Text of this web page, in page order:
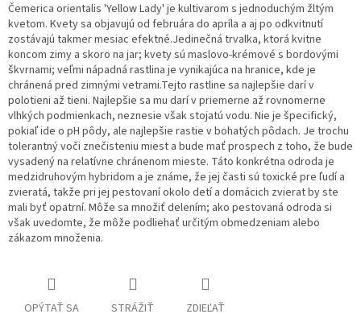
Čemerica orientalis 'Yellow Lady' je kultivarom s jednoduchým žltým
kvetom. Kvety sa objavujú od februára do apríla a aj po odkvitnutí
zostávajú takmer mesiac efektné.Jedinečná trvalka, ktorá kvitne
koncom zimy a skoro na jar; kvety sú maslovo-krémové s bordovými
škvrnami; veľmi nápadná rastlina je vynikajúca na hranice, kde je
chránená pred zimnými vetrami.Tejto rastline sa najlepšie darí v
polotieni až tieni. Najlepšie sa mu darí v priemerne až rovnomerne
vlhkých podmienkach, neznesie však stojatú vodu. Nie je špecifický,
pokiaľ ide o pH pôdy, ale najlepšie rastie v bohatých pôdach. Je trochu
tolerantný voči znečisteniu miest a bude mať prospech z toho, že bude
vysadený na relatívne chránenom mieste. Táto konkrétna odroda je
medzidruhovým hybridom a je známe, že jej časti sú toxické pre ľudí a
zvieratá, takže pri jej pestovaní okolo detí a domácich zvierat by ste
mali byť opatrní. Môže sa množiť delením; ako pestovaná odroda si
však uvedomte, že môže podliehať určitým obmedzeniam alebo
zákazom množenia.
OPÝTAŤ SA STRÁŽIŤ ZDIEĽAŤ